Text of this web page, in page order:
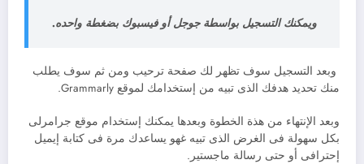
ويمكنك التسجيل بواسطة جوجل أو فيسبوك بضغطة واحده.
وبعد التسجيل سوف تظهر لك صفحة ترحيب ومن ثم سوف يطلب
منك تحديد هدفك الذى تبيه من إستخدامك لموقع Grammarly.
وبعد الإنتهاء من هذة الخطوة وبعدها يمكنك إستخدام موقع جرامرلى
بكل سهولة فى الغرض الذى تبيه غهو يساعدك مرة فى كتابة إيميل
إحترافى أو حتى رسالة ماجستير.